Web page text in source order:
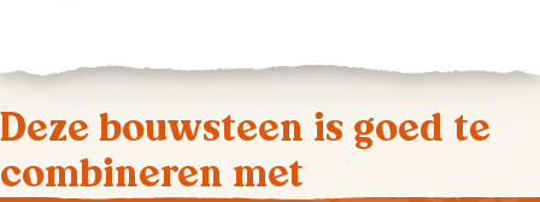
Deze bouwsteen is goed te
combineren met